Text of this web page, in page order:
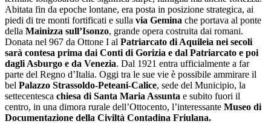
Abitata fin da epoche lontane, era posta in posizione strategica, ai
piedi di tre monti fortificati e sulla via Gemina che portava al ponte
della Mainizza sull’Isonzo, grande opera costruita dai romani.
Donata nel 967 da Ottone I al Patriarcato di Aquileia nei secoli
sarà contesa prima dai Conti di Gorizia e dal Patriarcato e poi
dagli Asburgo e da Venezia. Dal 1921 entra ufficialmente a far
parte del Regno d’Italia. Oggi tra le sue vie è possibile ammirare il
bel Palazzo Strassoldo-Peteani-Calice, sede del Municipio, la
settecentesca chiesa di Santa Maria Assunta e subito fuori il
centro, in una dimora rurale dell’Ottocento, l’interessante Museo di
Documentazione della Civiltà Contadina Friulana.